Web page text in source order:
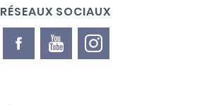
RÉSEAUX SOCIAUX